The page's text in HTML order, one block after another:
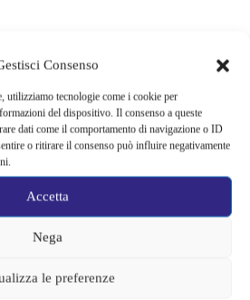
Consenso
utilizziamo tecnologie come i cookie per
del dispositivo. Il consenso a queste
dati come il comportamento di navigazione o ID
o ritirare il consenso può influire negativamente
Accetta
Nega
le preferenze
vacanza diventa una trappola